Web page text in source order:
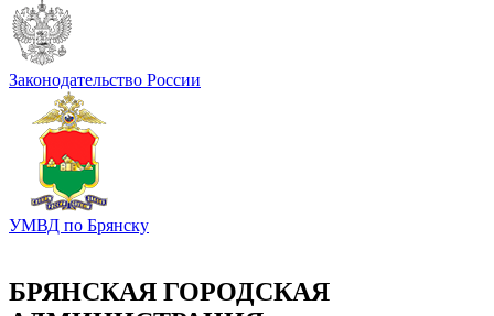
Законодательство России
УМВД по Брянску
БРЯНСКАЯ ГОРОДСКАЯ